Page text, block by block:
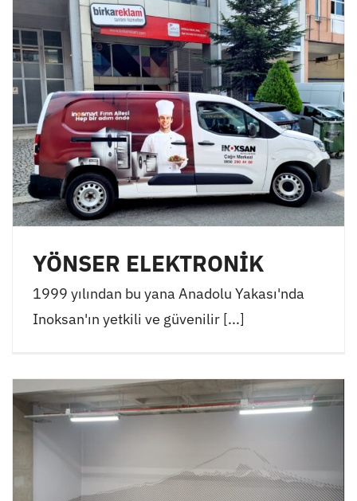
YÖNSER ELEKTRONİK
1999 yılından bu yana Anadolu Yakası'nda
Inoksan'ın yetkili ve güvenilir [...]